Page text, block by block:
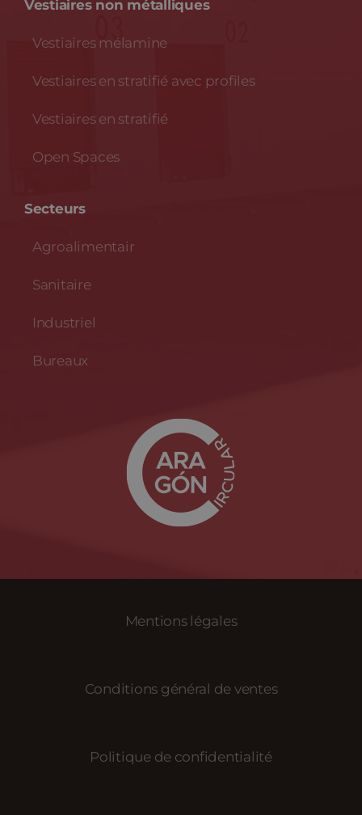
Vestiaires non métalliques
Vestiaires mélamine
Vestiaires en stratifié avec profiles
Vestiaires en stratifié
Open Spaces
Secteurs
Agroalimentair
Sanitaire
Industriel
Bureaux
Mentions légales
Conditions général de ventes
Politique de confidentialité